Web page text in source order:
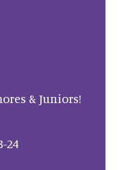
& Juniors!
24